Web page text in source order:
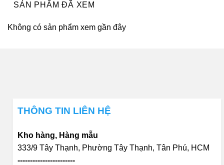
SẢN PHẨM ĐÃ XEM
Không có sản phẩm xem gần đây
THÔNG TIN LIÊN HỆ
Kho hàng, Hàng mẫu
333/9 Tây Thạnh, Phường Tây Thạnh, Tân Phú, HCM
-----------------------